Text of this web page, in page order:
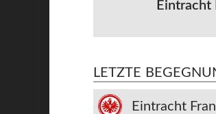
Eintracht
LETZTE
Eintracht